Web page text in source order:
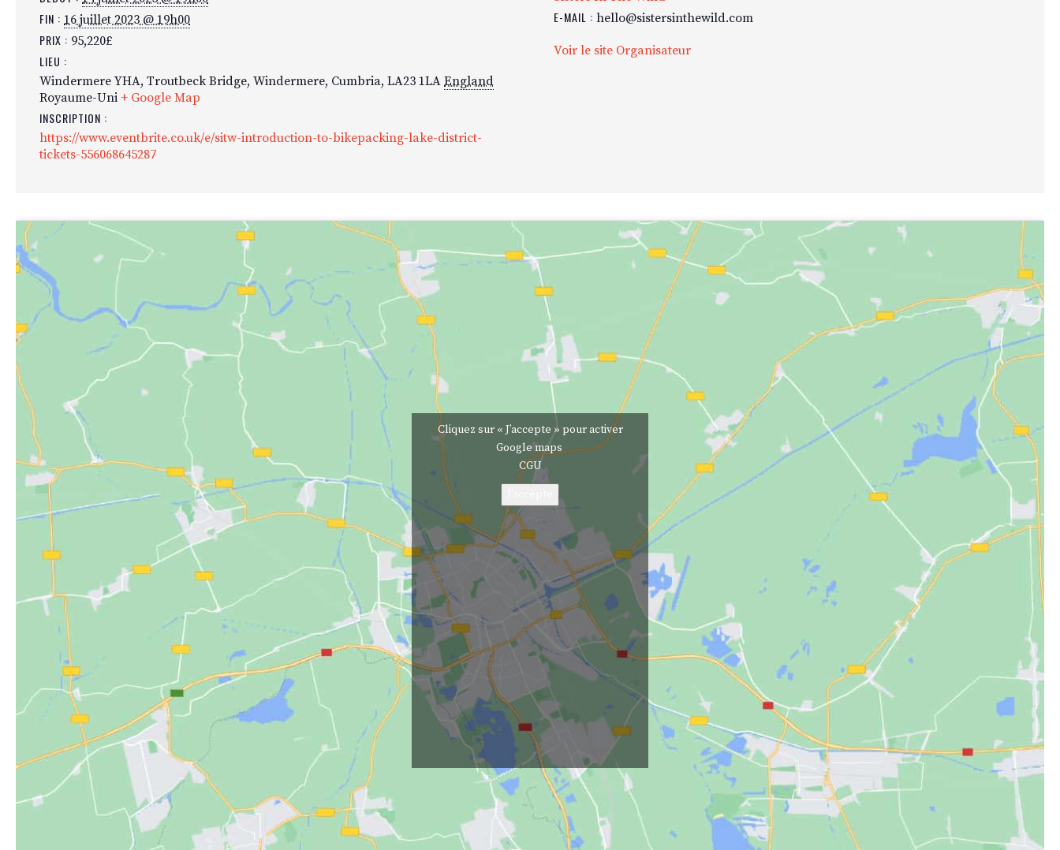
FIN : 16 juillet 2023 @ 19h00
PRIX : 95,220£
LIEU :
Windermere YHA, Troutbeck Bridge, Windermere, Cumbria, LA23 1LA England
Royaume-Uni + Google Map
INSCRIPTION :
https://www.eventbrite.co.uk/e/sitw-introduction-to-bikepacking-lake-district-
tickets-556068645287
E-MAIL : hello@sistersinthewild.com
Voir le site Organisateur
Cliquez sur « J’accepte » pour activer
Google maps
CGU